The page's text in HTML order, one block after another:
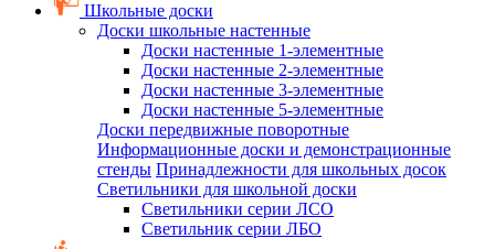
Школьные доски
Доски школьные настенные
Доски настенные 1-элементные
Доски настенные 2-элементные
Доски настенные 3-элементные
Доски настенные 5-элементные
Доски передвижные поворотные
Информационные доски и демонстрационные
стенды Принадлежности для школьных досок
Светильники для школьной доски
Светильники серии ЛСО
Светильник серии ЛБО